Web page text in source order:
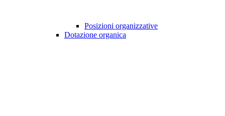
Posizioni organizzative
Dotazione organica